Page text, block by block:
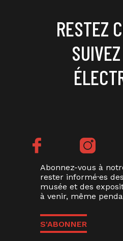
RESTEZ
Abonnez-vous à
rester informé·es
musée et des
à venir, même
S'ABONNER